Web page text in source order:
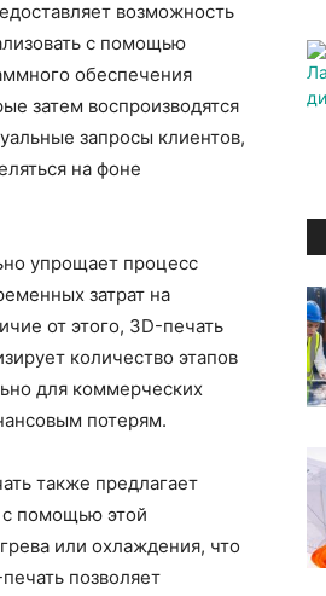
возможность
с помощью
обеспечения
затем воспроизводятся
запросы клиентов,
на фоне
упрощает процесс
затрат на
от этого, 3D-печать
количество этапов
для коммерческих
потерям.
также предлагает
помощью этой
или охлаждения, что
позволяет